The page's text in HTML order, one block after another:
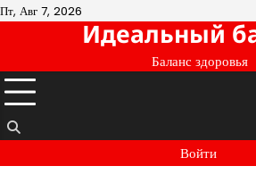
Перейти
Пт, Авг 7, 2026
Идеальный
Баланс здоровья
Войти